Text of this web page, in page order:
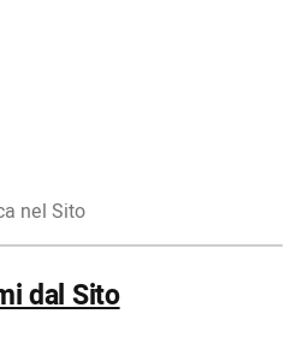
dal Sito